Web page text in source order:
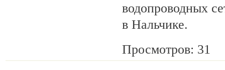
водопроводных
в Нальчике.
Просмотров: 31